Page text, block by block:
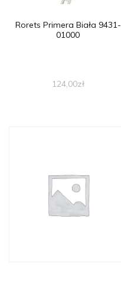
Rorets Primera Biała 9431-
01000
124,00zł